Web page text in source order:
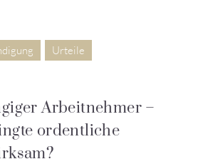
Urteile
Arbeitnehmer –
ordentliche